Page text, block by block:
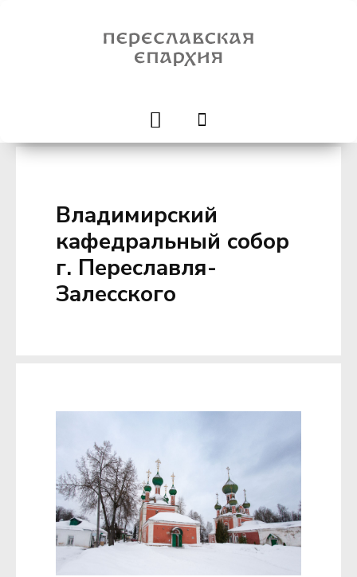
Владимирский
кафедральный собор
г. Переславля-
Залесского